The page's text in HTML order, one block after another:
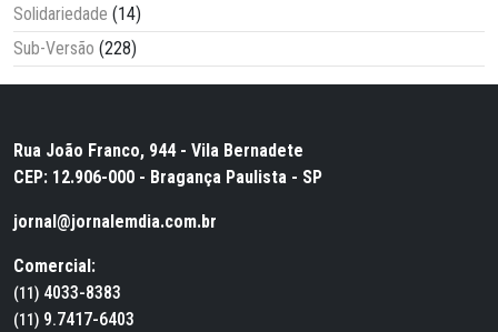
Solidariedade (14)
Sub-Versão (228)
Rua João Franco, 944 - Vila Bernadete
CEP: 12.906-000 - Bragança Paulista - SP
jornal@jornalemdia.com.br
Comercial:
(11) 4033-8383
(11) 9.7417-6403